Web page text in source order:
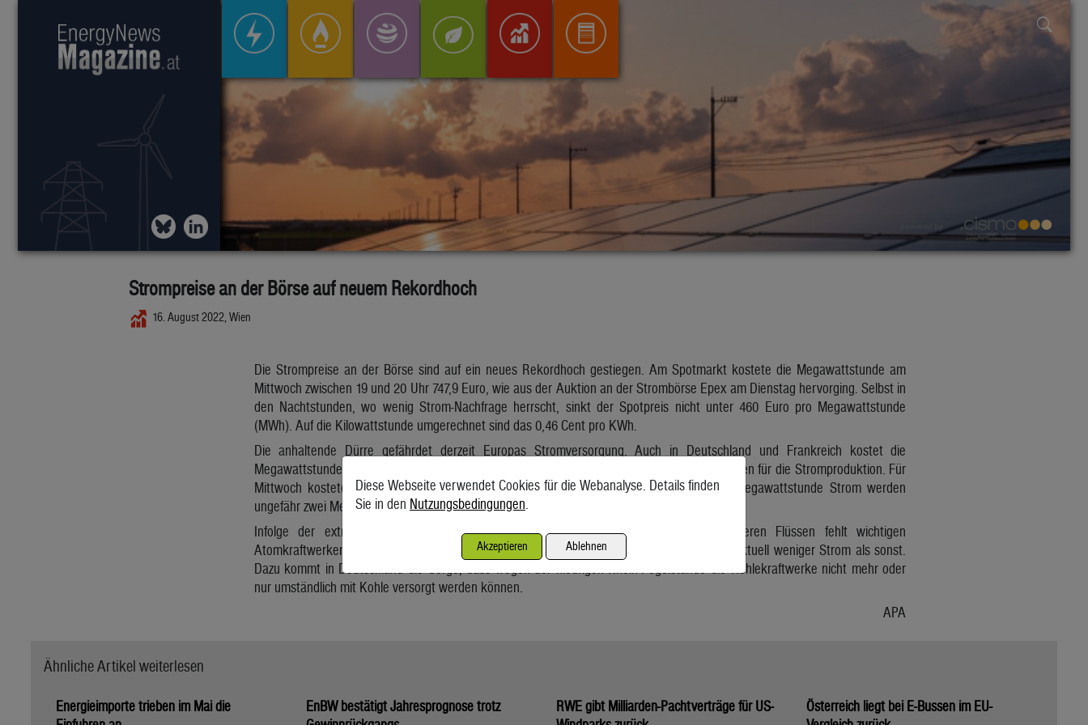
Strompreise an der Börse auf neuem Rekordhoch
16. August 2022, Wien
Die Strompreise an der Börse sind auf ein neues Rekordhoch gestiegen. Am Spotmarkt kostete die Megawattstunde am
Mittwoch zwischen 19 und 20 Uhr 747,9 Euro, wie aus der Auktion an der Strombörse Epex am Dienstag hervorging. Selbst in
den Nachtstunden, wo wenig Strom-Nachfrage herrscht, sinkt der Spotpreis nicht unter 460 Euro pro Megawattstunde
(MWh). Auf die Kilowattstunde umgerechnet sind das 0,46 Cent pro KWh.
Die anhaltende Dürre gefährdet derzeit Europas Stromversorgung. Auch in Deutschland und Frankreich kostet die
Megawattstunde in der Spitze fast 750 Euro. Und auch die hohen Gaspreise treiben die Kosten für die Stromproduktion. Für
Mittwoch kostete eine Megawattstunde Erdgas am Dienstag über 230 Euro. Für eine Megawattstunde Strom werden
ungefähr zwei Megawattstunden Gas verbrannt.
Infolge der extrem niedrigen Pegelstände und hohen Wassertemperaturen bei mehreren Flüssen fehlt wichtigen
Atomkraftwerken in Frankreich das Kühlwasser. Und auch Wasserkraftwerke produzieren aktuell weniger Strom als sonst.
Dazu kommt in Deutschland die Sorge, dass wegen der niedrigen Rhein-Pegelstände die Kohlekraftwerke nicht mehr oder
nur umständlich mit Kohle versorgt werden können.
APA
Ähnliche Artikel weiterlesen
Energieimporte trieben im Mai die
EnBW bestätigt Jahresprognose trotz
RWE gibt Milliarden-Pachtverträge für US-
Österreich liegt bei E-Bussen im EU-
Diese Webseite verwendet Cookies für die Webanalyse. Details finden
Sie in den Nutzungsbedingungen.
Akzeptieren Ablehnen